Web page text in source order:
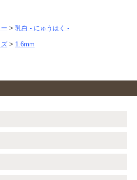
> 乳白 - にゅうはく -
> 1.6mm